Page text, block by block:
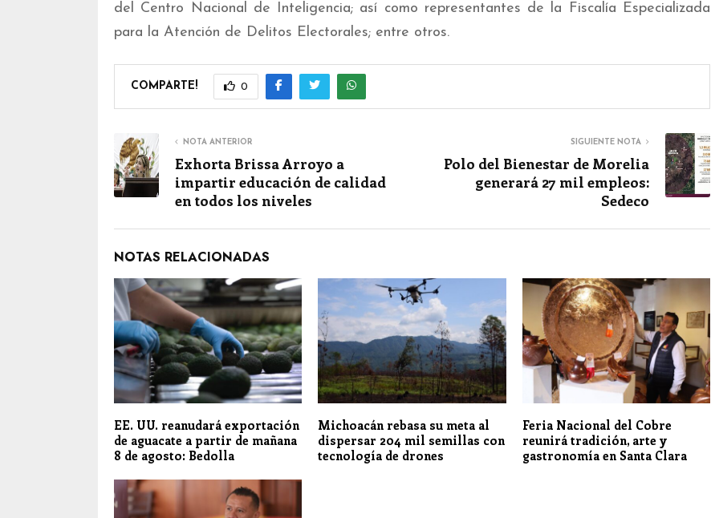
del Centro Nacional de Inteligencia; así como representantes de la Fiscalía Especializada
para la Atención de Delitos Electorales; entre otros.
COMPARTE! 0
NOTA ANTERIOR
Exhorta Brissa Arroyo a
impartir educación de calidad
en todos los niveles
SIGUIENTE NOTA
Polo del Bienestar de Morelia
generará 27 mil empleos:
Sedeco
NOTAS RELACIONADAS
EE. UU. reanudará exportación
de aguacate a partir de mañana
8 de agosto: Bedolla
Michoacán rebasa su meta al
dispersar 204 mil semillas con
tecnología de drones
Feria Nacional del Cobre
reunirá tradición, arte y
gastronomía en Santa Clara